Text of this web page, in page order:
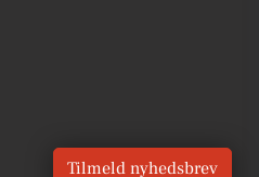
Tilmeld nyhedsbrev